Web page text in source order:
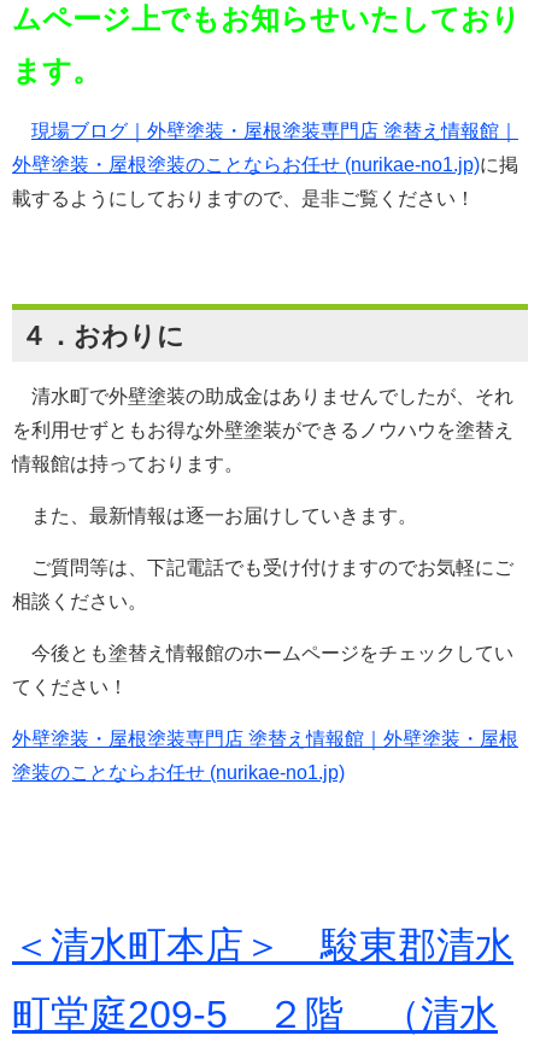
ムページ上でもお知らせいたしており
ます。
現場ブログ｜外壁塗装・屋根塗装専門店 塗替え情報館｜
外壁塗装・屋根塗装のことならお任せ (nurikae-no1.jp)に掲
載するようにしておりますので、是非ご覧ください！
４．おわりに
清水町で外壁塗装の助成金はありませんでしたが、それ
を利用せずともお得な外壁塗装ができるノウハウを塗替え
情報館は持っております。
また、最新情報は逐一お届けしていきます。
ご質問等は、下記電話でも受け付けますのでお気軽にご
相談ください。
今後とも塗替え情報館のホームページをチェックしてい
てください！
外壁塗装・屋根塗装専門店 塗替え情報館｜外壁塗装・屋根
塗装のことならお任せ (nurikae-no1.jp)
＜清水町本店＞ 駿東郡清水
町堂庭209-5 ２階 （清水